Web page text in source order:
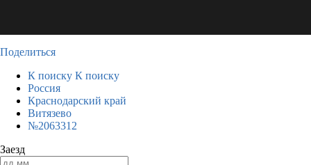
Поделиться
К поиску К поиску
Россия
Краснодарский край
Витязево
№2063312
Заезд